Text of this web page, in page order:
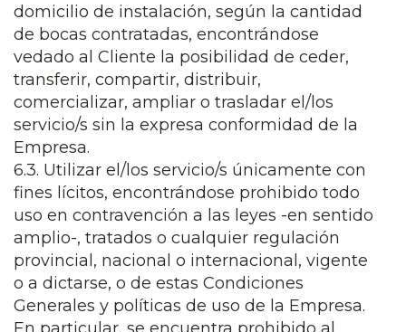
domicilio de instalación, según la cantidad
de bocas contratadas, encontrándose
vedado al Cliente la posibilidad de ceder,
transferir, compartir, distribuir,
comercializar, ampliar o trasladar el/los
servicio/s sin la expresa conformidad de la
Empresa.
6.3. Utilizar el/los servicio/s únicamente con
fines lícitos, encontrándose prohibido todo
uso en contravención a las leyes -en sentido
amplio-, tratados o cualquier regulación
provincial, nacional o internacional, vigente
o a dictarse, o de estas Condiciones
Generales y políticas de uso de la Empresa.
En particular, se encuentra prohibido al